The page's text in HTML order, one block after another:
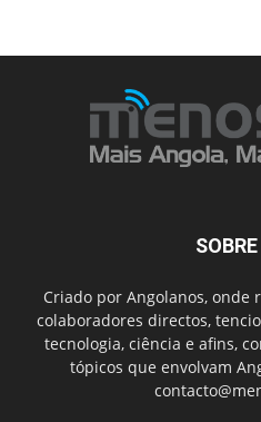
Criado por Angolanos, onde
colaboradores directos,
tecnologia, ciência e afins,
tópicos que envolvam